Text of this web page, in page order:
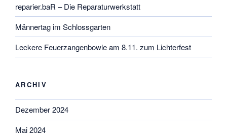
reparier.baR – Die Reparaturwerkstatt
Männertag im Schlossgarten
Leckere Feuerzangenbowle am 8.11. zum Lichterfest
ARCHIV
Dezember 2024
Mai 2024